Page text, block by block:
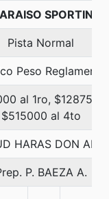
Pista Normal
Peso Reglamento
al 1ro,
$515000 al 4to
HARAS DON
P. BAEZA A.